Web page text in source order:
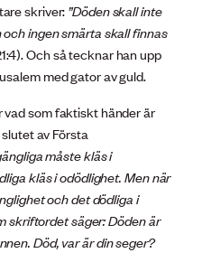
skriver:”Döden skall inte
ingen smärta skall finnas
Och så tecknar han upp
med gator av guld.
som faktiskt händer är
av Första
måste kläs i
kläs i odödlighet. Men när
och det dödliga i
skriftordet säger: Döden är
Död, var är din seger?